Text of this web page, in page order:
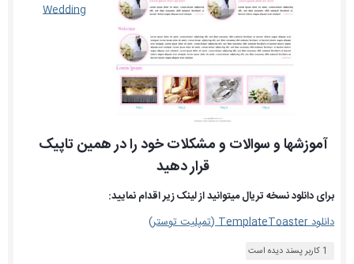
Wedding
آموزشها و سوالات و مشکلات خود را در همین تاپیک
قرار دهید
برای دانلود نسخه تریال میتوانید از لینک زیر اقدام نمایید:
دانلود TemplateToaster (تمپلیت توستر)
1 کاربر پسند دیده است